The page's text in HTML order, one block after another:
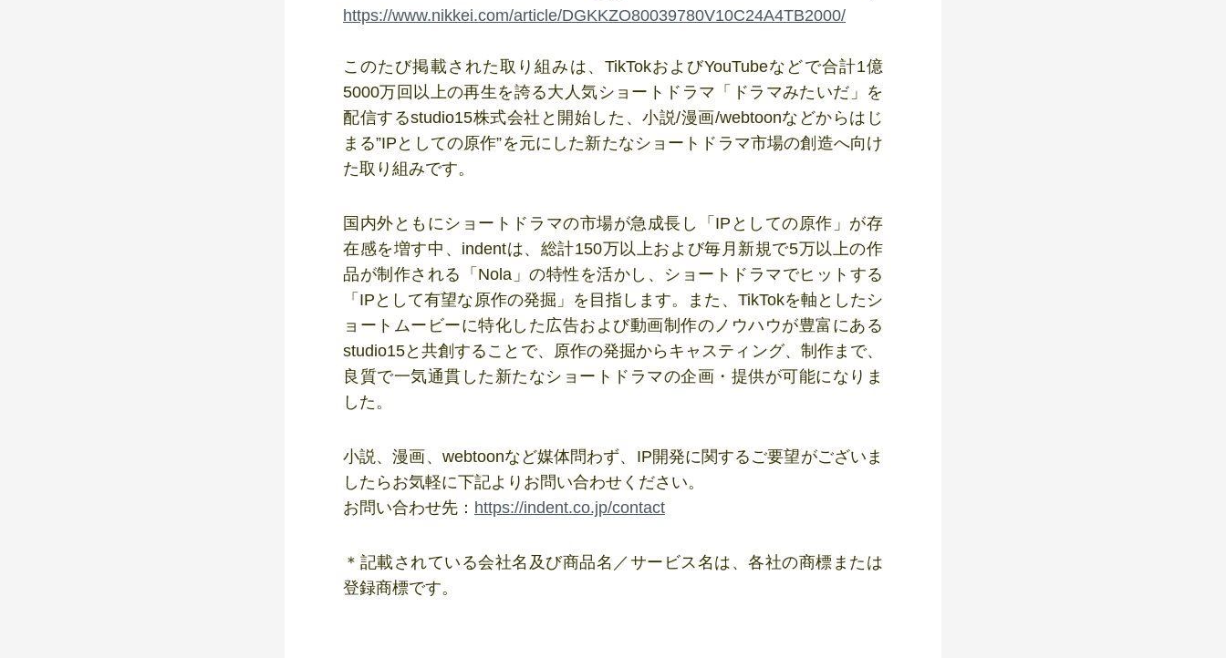
https://www.nikkei.com/article/DGKKZO80039780V10C24A4TB2000/
このたび掲載された取り組みは、TikTokおよびYouTubeなどで合計1億
5000万回以上の再生を誇る大人気ショートドラマ「ドラマみたいだ」を
配信するstudio15株式会社と開始した、小説/漫画/webtoonなどからはじ
まる”IPとしての原作”を元にした新たなショートドラマ市場の創造へ向け
た取り組みです。
国内外ともにショートドラマの市場が急成長し「IPとしての原作」が存
在感を増す中、indentは、総計150万以上および毎月新規で5万以上の作
品が制作される「Nola」の特性を活かし、ショートドラマでヒットする
「IPとして有望な原作の発掘」を目指します。また、TikTokを軸としたシ
ョートムービーに特化した広告および動画制作のノウハウが豊富にある
studio15と共創することで、原作の発掘からキャスティング、制作まで、
良質で一気通貫した新たなショートドラマの企画・提供が可能になりま
した。
小説、漫画、webtoonなど媒体問わず、IP開発に関するご要望がございま
したらお気軽に下記よりお問い合わせください。
お問い合わせ先： https://indent.co.jp/contact
＊記載されている会社名及び商品名／サービス名は、各社の商標または
登録商標です。